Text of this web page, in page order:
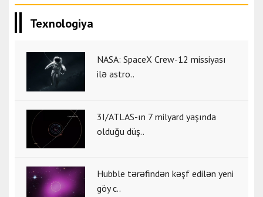
Texnologiya
NASA: SpaceX Crew-12 missiyası
ilə astro..
3I/ATLAS-ın 7 milyard yaşında
olduğu düş..
Hubble tərəfindən kəşf edilən yeni
göy c..